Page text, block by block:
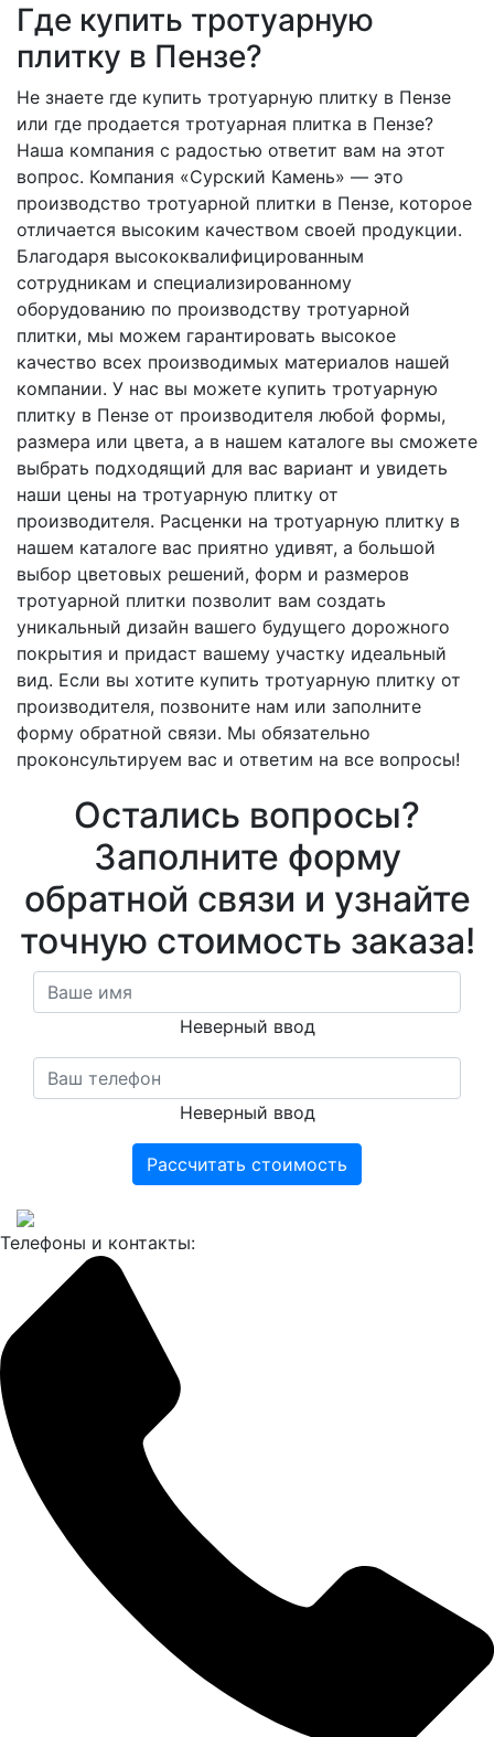
Где купить тротуарную
плитку в Пензе?
Не знаете где купить тротуарную плитку в Пензе
или где продается тротуарная плитка в Пензе?
Наша компания с радостью ответит вам на этот
вопрос. Компания «Сурский Камень» — это
производство тротуарной плитки в Пензе, которое
отличается высоким качеством своей продукции.
Благодаря высококвалифицированным
сотрудникам и специализированному
оборудованию по производству тротуарной
плитки, мы можем гарантировать высокое
качество всех производимых материалов нашей
компании. У нас вы можете купить тротуарную
плитку в Пензе от производителя любой формы,
размера или цвета, а в нашем каталоге вы сможете
выбрать подходящий для вас вариант и увидеть
наши цены на тротуарную плитку от
производителя. Расценки на тротуарную плитку в
нашем каталоге вас приятно удивят, а большой
выбор цветовых решений, форм и размеров
тротуарной плитки позволит вам создать
уникальный дизайн вашего будущего дорожного
покрытия и придаст вашему участку идеальный
вид. Если вы хотите купить тротуарную плитку от
производителя, позвоните нам или заполните
форму обратной связи. Мы обязательно
проконсультируем вас и ответим на все вопросы!
Остались вопросы?
Заполните форму
обратной связи и узнайте
точную стоимость заказа!
Неверный ввод
Неверный ввод
Рассчитать стоимость
Телефоны и контакты: